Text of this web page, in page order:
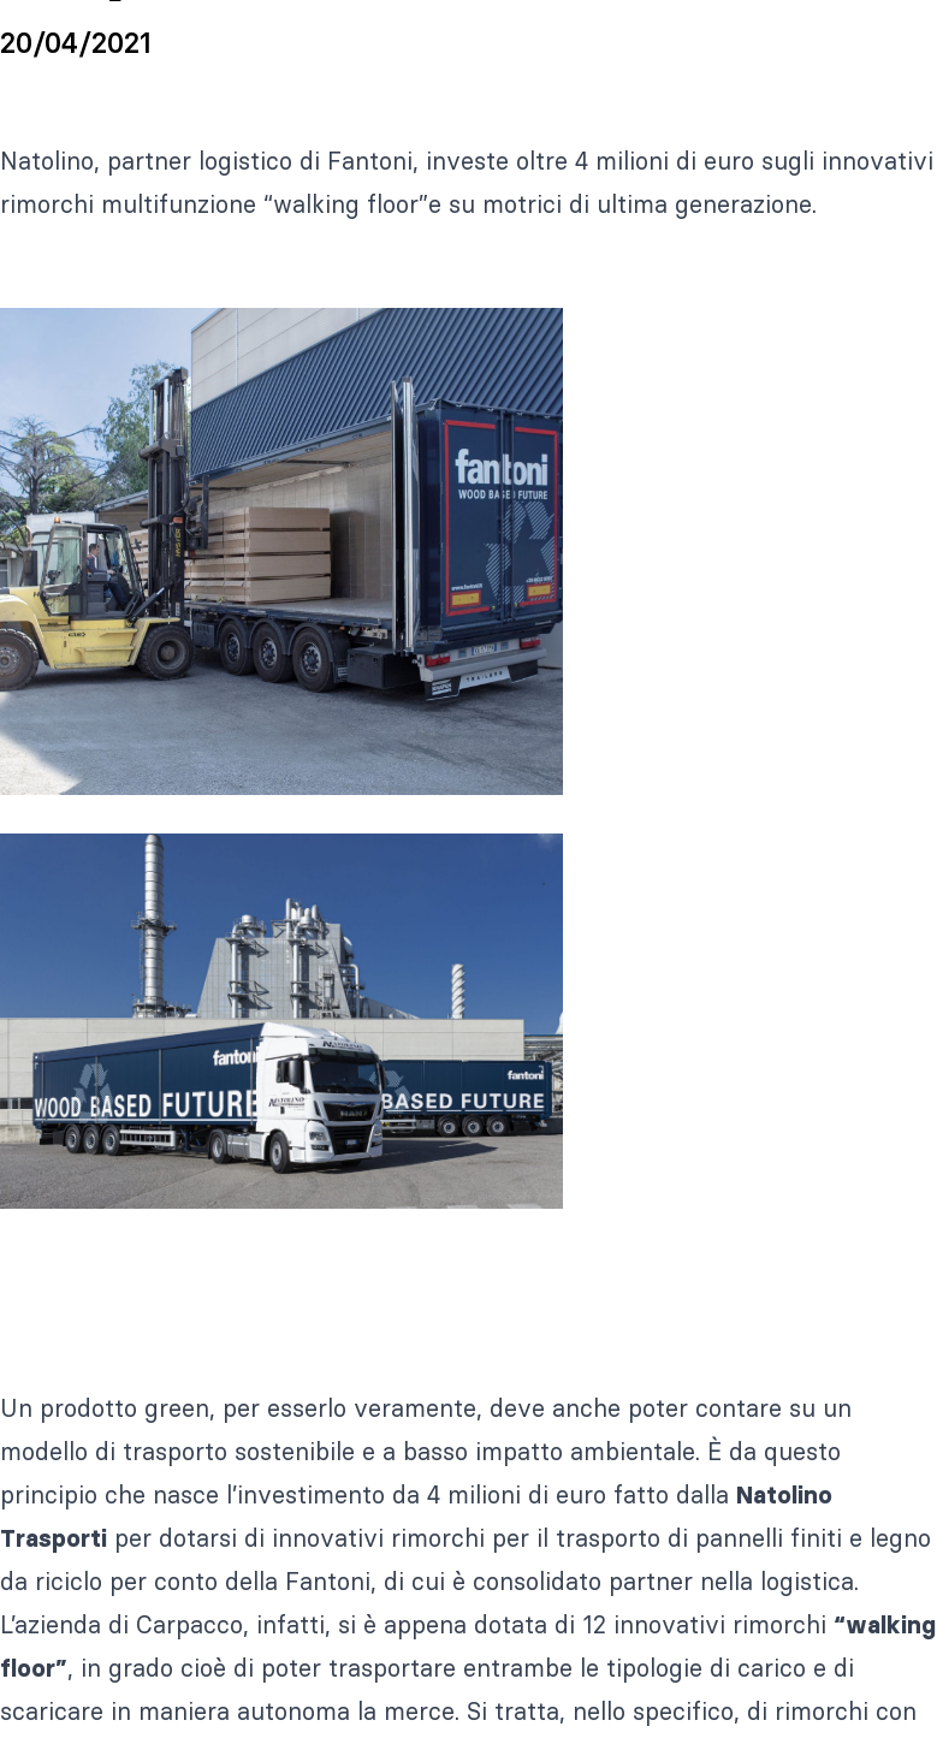
20/04/2021
Natolino, partner logistico di Fantoni, investe oltre 4 milioni di euro sugli innovativi
rimorchi multifunzione “walking floor”e su motrici di ultima generazione.
Un prodotto green, per esserlo veramente, deve anche poter contare su un
modello di trasporto sostenibile e a basso impatto ambientale. È da questo
principio che nasce l’investimento da 4 milioni di euro fatto dalla Natolino
Trasporti per dotarsi di innovativi rimorchi per il trasporto di pannelli finiti e legno
da riciclo per conto della Fantoni, di cui è consolidato partner nella logistica.
L’azienda di Carpacco, infatti, si è appena dotata di 12 innovativi rimorchi “walking
floor”, in grado cioè di poter trasportare entrambe le tipologie di carico e di
scaricare in maniera autonoma la merce. Si tratta, nello specifico, di rimorchi con